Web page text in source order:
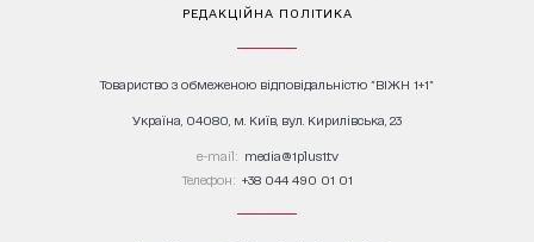
РЕДАКЦІЙНА ПОЛІТИКА
Товариство з обмеженою відповідальністю "ВІЖН 1+1"
Україна, 04080, м. Київ, вул. Кирилівська, 23
е-mail: media@1plus1.tv
Телефон: +38 044 490 01 01